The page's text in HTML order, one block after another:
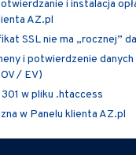
i instalacja
AZ.pl
SSL nie ma „rocznej”
i potwierdzenie danych
/ EV)
w pliku .htaccess
w Panelu klienta AZ.pl